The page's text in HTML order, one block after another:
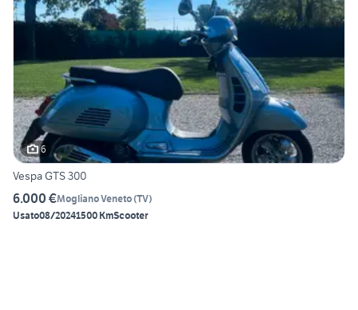
6
Vespa GTS 300
6.000 €Mogliano Veneto(TV)
Usato08/20241500 KmScooter